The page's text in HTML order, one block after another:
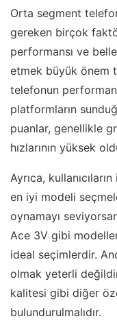
Orta segment
gereken birçok
performansı ve
etmek büyük önem
telefonun
platformların
puanlar, genellikle
hızlarının yüksek
Ayrıca,
en iyi modeli
oynamayı
Ace 3V gibi
ideal seçimlerdir.
olmak yeterli
kalitesi gibi diğer
bulundurulmalıdır.